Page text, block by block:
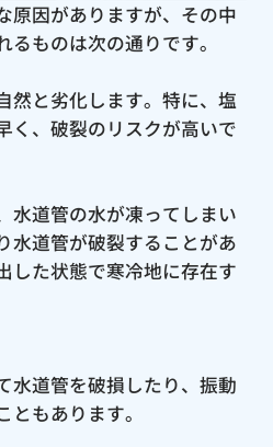
原因がありますが、その中
ものは次の通りです。
然と劣化します。特に、塩
く、破裂のリスクが高いで
水道管の水が凍ってしまい
水道管が破裂することがあ
した状態で寒冷地に存在す
水道管を破損したり、振動
もあります。